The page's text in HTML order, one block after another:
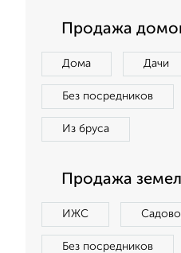
Продажа
Дома Дачи
Без посредников
Из бруса
Продажа
ИЖС
Без посредников